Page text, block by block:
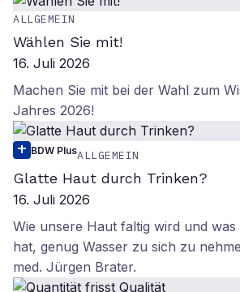
ALLGEMEIN
Wählen Sie mit!
16. Juli 2026
Machen Sie mit bei der Wahl zum
Jahres 2026!
BDW PlusALLGEMEIN
Glatte Haut durch Trinken?
16. Juli 2026
Wie unsere Haut faltig wird und was
hat, genug Wasser zu sich zu
med. Jürgen Brater.